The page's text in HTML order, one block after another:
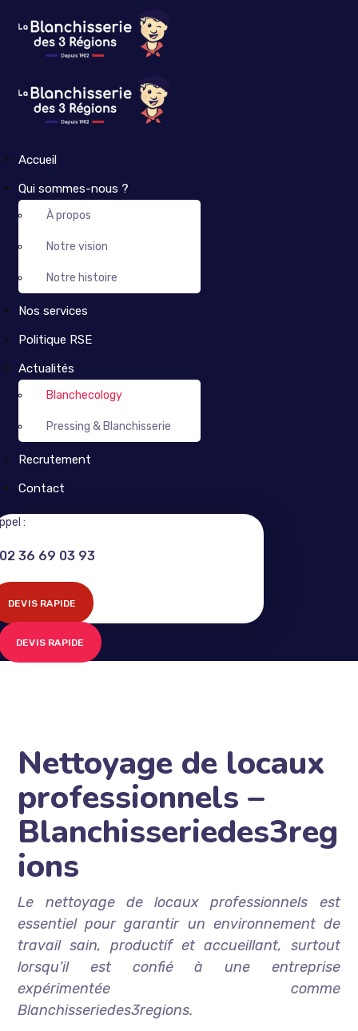
Accueil
Qui sommes-nous ?
À propos
Notre vision
Notre histoire
Nos services
Politique RSE
Actualités
Blanchecology
Pressing & Blanchisserie
Recrutement
Contact
:
02 36 69 03 93
DEVIS RAPIDE
DEVIS RAPIDE
Nettoyage de locaux
professionnels –
Blanchisseriedes3reg
ions
Le nettoyage de locaux professionnels est
essentiel pour garantir un environnement de
travail sain, productif et accueillant, surtout
lorsqu’il est confié à une entreprise
expérimentée comme
Blanchisseriedes3regions.